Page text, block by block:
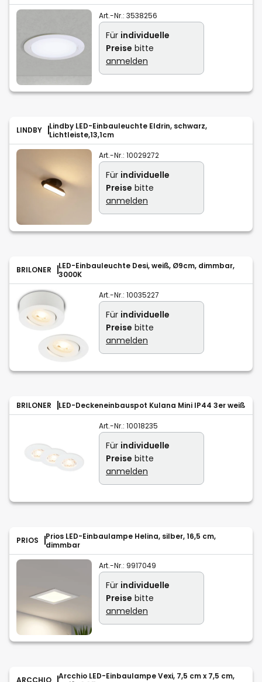
Art.-Nr.: 3538256
Für individuelle
Preise bitte
anmelden
LINDBY
Lindby LED-Einbauleuchte Eldrin, schwarz,
Lichtleiste,13,1cm
Art.-Nr.: 10029272
Für individuelle
Preise bitte
anmelden
BRILONER
LED-Einbauleuchte Desi, weiß, Ø9cm, dimmbar,
3000K
Art.-Nr.: 10035227
Für individuelle
Preise bitte
anmelden
BRILONER LED-Deckeneinbauspot Kulana Mini IP44 3er weiß
Art.-Nr.: 10018235
Für individuelle
Preise bitte
anmelden
PRIOS
Prios LED-Einbaulampe Helina, silber, 16,5 cm,
dimmbar
Art.-Nr.: 9917049
Für individuelle
Preise bitte
anmelden
Arcchio LED-Einbaulampe Vexi, 7,5 cm x 7,5 cm,